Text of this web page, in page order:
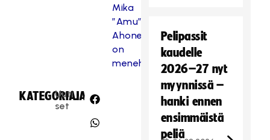
Mika
”Amu”
Ahonen
on
menehtynyt
KATEGORIA:
Uuti
set
JAA:
Pelipassit
kaudelle
2026–27 nyt
myynnissä –
hanki ennen
ensimmäistä
peliä